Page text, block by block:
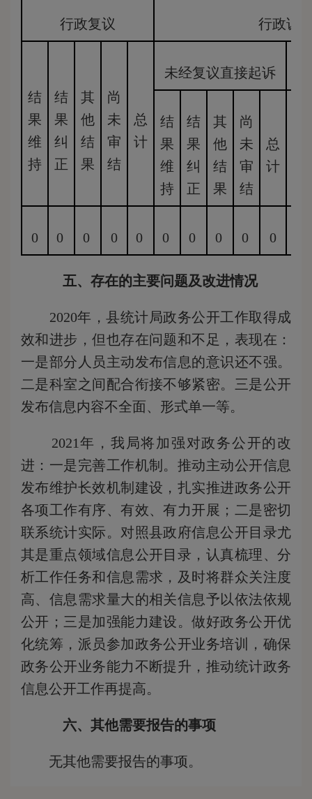
行政复议 行政诉
结
果
维
持
结
果
纠
正
其
他
结
果
尚
未
审
结
总
计
未经复议直接起诉
结
果
维
持
结
果
纠
正
其
他
结
果
尚
未
审
结
总
计
0 0 0 0 0 0 0 0 0 0
五、存在的主要问题及改进情况
2020年，县统计局政务公开工作取得成
效和进步，但也存在问题和不足，表现在：
一是部分人员主动发布信息的意识还不强。
二是科室之间配合衔接不够紧密。三是公开
发布信息内容不全面、形式单一等。
2021年，我局将加强对政务公开的改
进：一是完善工作机制。推动主动公开信息
发布维护长效机制建设，扎实推进政务公开
各项工作有序、有效、有力开展；二是密切
联系统计实际。对照县政府信息公开目录尤
其是重点领域信息公开目录，认真梳理、分
析工作任务和信息需求，及时将群众关注度
高、信息需求量大的相关信息予以依法依规
公开；三是加强能力建设。做好政务公开优
化统筹，派员参加政务公开业务培训，确保
政务公开业务能力不断提升，推动统计政务
信息公开工作再提高。
六、其他需要报告的事项
无其他需要报告的事项。